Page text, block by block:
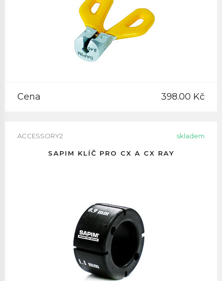
Cena 398.00 Kč
ACCESSORY2 skladem
SAPIM KLÍČ PRO CX A CX RAY